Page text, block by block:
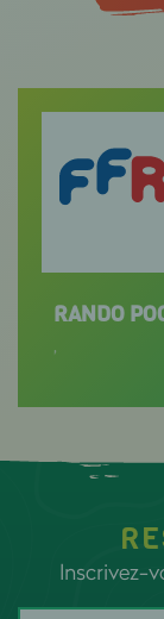
RANDO
,
Inscrivez-